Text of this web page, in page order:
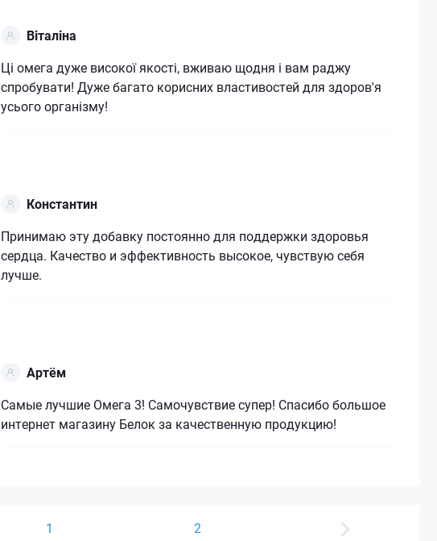
Віталіна
Ці омега дуже високої якості, вживаю щодня і вам раджу
спробувати! Дуже багато корисних властивостей для здоров'я
усього організму!
Константин
Принимаю эту добавку постоянно для поддержки здоровья
сердца. Качество и эффективность высокое, чувствую себя
лучше.
Артём
Самые лучшие Омега 3! Самочувствие супер! Спасибо большое
интернет магазину Белок за качественную продукцию!
1 2